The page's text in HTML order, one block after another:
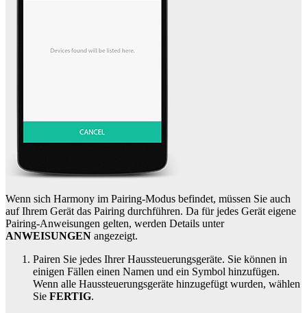
Wenn sich Harmony im Pairing-Modus befindet, müssen Sie auch
auf Ihrem Gerät das Pairing durchführen. Da für jedes Gerät eigene
Pairing-Anweisungen gelten, werden Details unter
ANWEISUNGEN angezeigt.
Pairen Sie jedes Ihrer Haussteuerungsgeräte. Sie können in
einigen Fällen einen Namen und ein Symbol hinzufügen.
Wenn alle Haussteuerungsgeräte hinzugefügt wurden, wählen
Sie FERTIG.